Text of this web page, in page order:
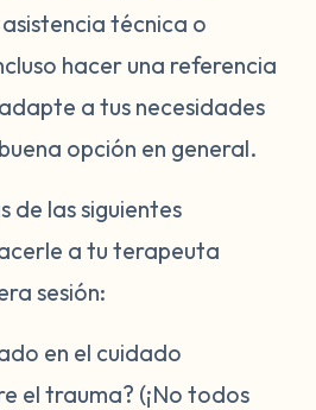
técnica o
hacer una referencia
a tus necesidades
opción en general.
de las siguientes
a tu terapeuta
sesión:
en el cuidado
el trauma? (¡No todos